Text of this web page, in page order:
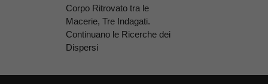
Corpo Ritrovato tra le
Macerie, Tre Indagati.
Continuano le Ricerche dei
Dispersi